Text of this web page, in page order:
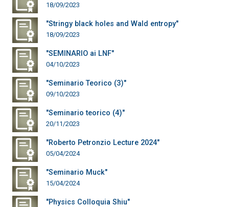
18/09/2023
"Stringy black holes and Wald entropy"
18/09/2023
"SEMINARIO ai LNF"
04/10/2023
"Seminario Teorico (3)"
09/10/2023
"Seminario teorico (4)"
20/11/2023
"Roberto Petronzio Lecture 2024"
05/04/2024
"Seminario Muck"
15/04/2024
"Physics Colloquia Shiu"